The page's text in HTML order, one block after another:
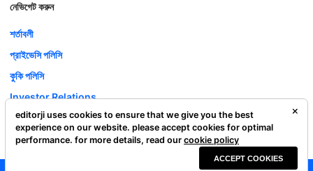
নেভিগেট করুন
শর্তাবলী
প্রাইভেসি পলিসি
কুকি পলিসি
Investor Relations
ক্যারিয়ার
Complaint Redressal
editorji uses cookies to ensure that we give you the best
experience on our website. please accept cookies for optimal
performance. for more details, read our cookie policy
ACCEPT COOKIES